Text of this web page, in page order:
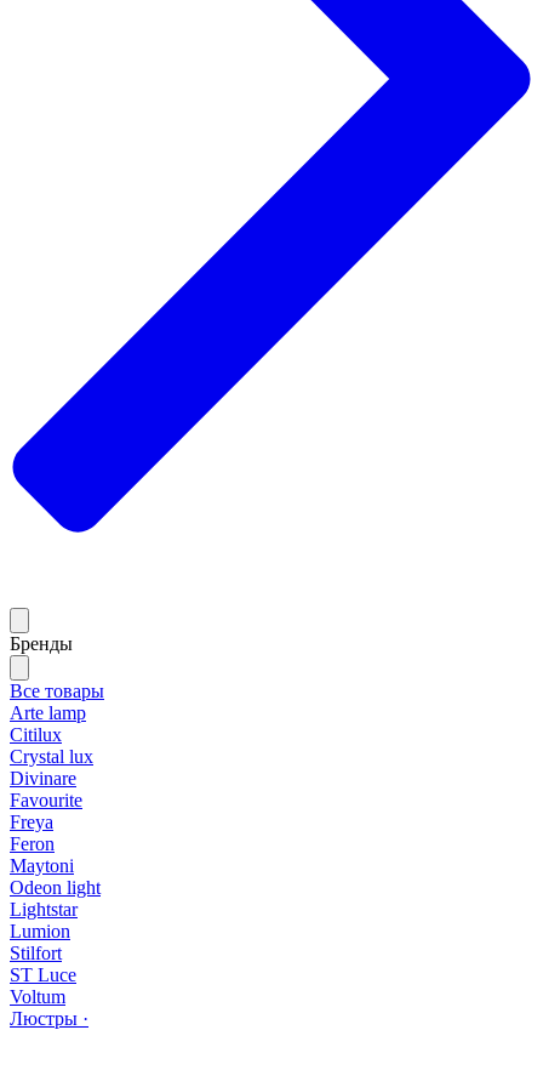
Бренды
Все товары
Arte lamp
Citilux
Crystal lux
Divinare
Favourite
Freya
Feron
Maytoni
Odeon light
Lightstar
Lumion
Stilfort
ST Luce
Voltum
Люстры ·